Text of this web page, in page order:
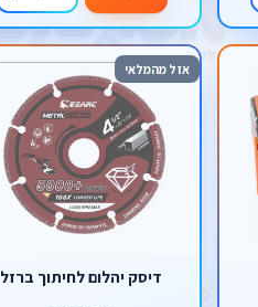
אזל מהמלאי
דיסק יהלום לחיתוך ברזל